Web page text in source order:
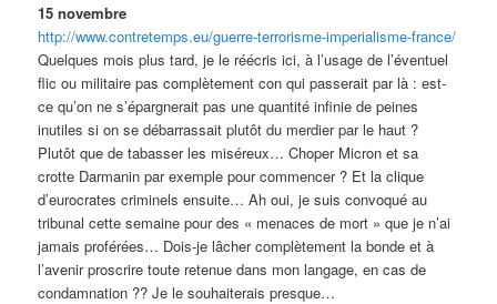
15 novembre
http://www.contretemps.eu/guerre-terrorisme-imperialisme-france/
Quelques mois plus tard, je le réécris ici, à l’usage de l’éventuel
flic ou militaire pas complètement con qui passerait par là : est-
ce qu’on ne s’épargnerait pas une quantité infinie de peines
inutiles si on se débarrassait plutôt du merdier par le haut ?
Plutôt que de tabasser les miséreux… Choper Micron et sa
crotte Darmanin par exemple pour commencer ? Et la clique
d’eurocrates criminels ensuite… Ah oui, je suis convoqué au
tribunal cette semaine pour des « menaces de mort » que je n’ai
jamais proférées… Dois-je lâcher complètement la bonde et à
l’avenir proscrire toute retenue dans mon langage, en cas de
condamnation ?? Je le souhaiterais presque…